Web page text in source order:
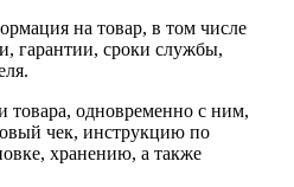
на товар, в том числе
гарантии, сроки службы,
товара, одновременно с ним,
чек, инструкцию по
хранению, а также